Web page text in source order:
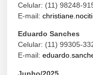
Celular: (11) 98248-
E-mail:
Eduardo Sanches
Celular: (11) 99305-
E-mail:
Junho/2025